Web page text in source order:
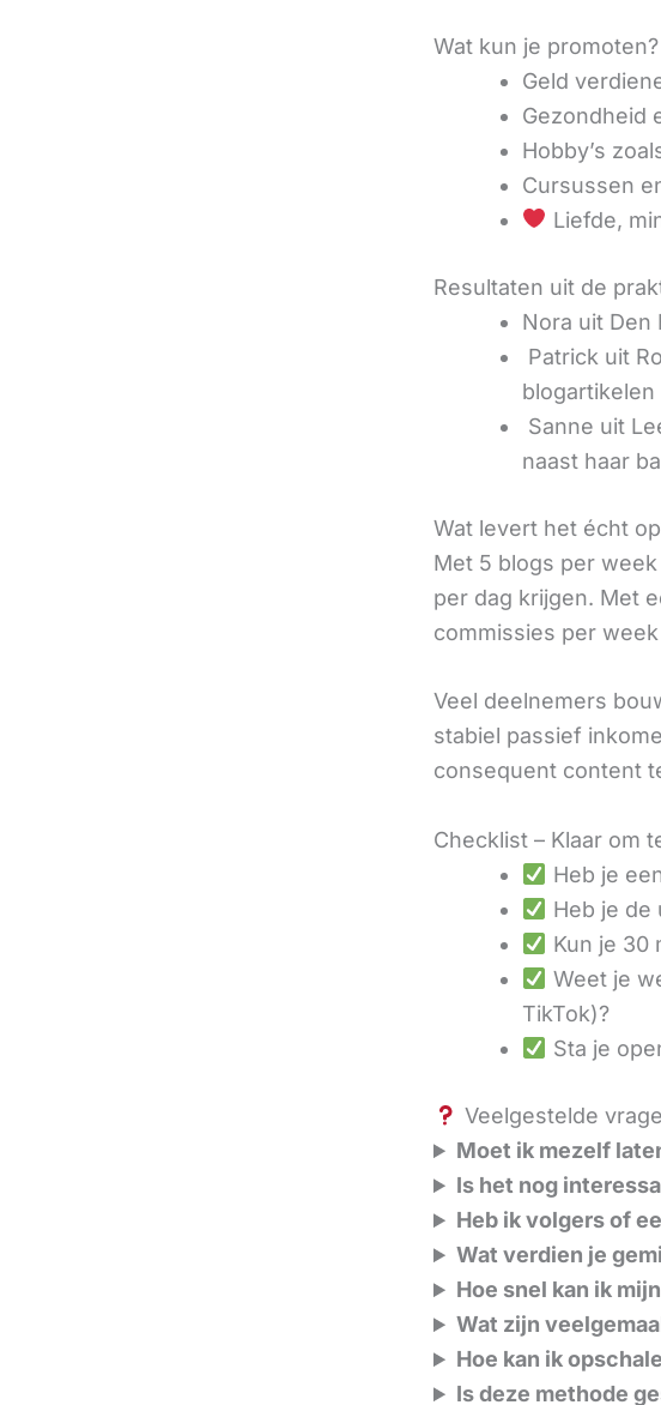
Wat kun je promoten?
Geld
Gezondheid
Hobby’s
Cursussen
Liefde,
Resultaten uit de
Nora uit Den
Patrick uit
blogartikelen
Sanne uit
naast haar
Wat levert het écht
Met 5 blogs per
per dag krijgen. Met
commissies per
Veel deelnemers
stabiel passief
consequent content
Checklist – Klaar om
Heb je
Heb je de
Kun je 30
Weet je
TikTok)?
Sta je
Veelgestelde
Moet ik mezelf
Is het nog
Heb ik volgers of
Wat verdien je
Hoe snel kan ik
Wat zijn
Hoe kan ik
Is deze methode